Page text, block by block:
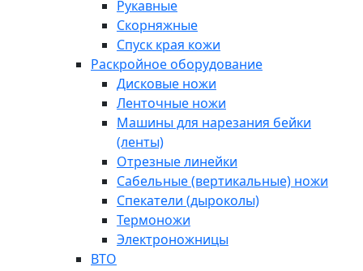
Рукавные
Скорняжные
Спуск края кожи
Раскройное оборудование
Дисковые ножи
Ленточные ножи
Машины для нарезания бейки
(ленты)
Отрезные линейки
Сабельные (вертикальные) ножи
Спекатели (дыроколы)
Термоножи
Электроножницы
ВТО